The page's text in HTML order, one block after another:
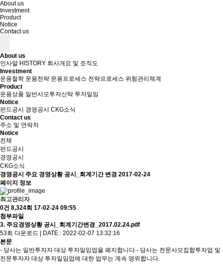
About us
Investment
Product
Notice
Contact us
About us
인사말 HISTORY 회사개요 및 조직도
Investment
운용철학 운용전략 운용프로세스 전략프로세스 위험관리체계
Product
운용상품 일반사모투자신탁 투자일임
Notice
펀드공시
경영공시 CKG소식
Contact us
주소 및 연락처
Notice
전체
펀드공시
경영공시
CKG소식
경영공시 주요 경영상황 공시_회계기간 변경 2017-02-24
페이지 정보
최고관리자
0건 8,324회 17-02-24 09:55
첨부파일
3. 주요경영상황 공시_회계기간변경_2017.02.24.pdf
53회 다운로드 | DATE : 2022-02-07 13:32:16
본문
- 당사는 일반투자자 대상 투자일임업을 폐지합니다.- 당사는 전문사모집합투자업 및
전문투자자 대상 투자일임업에 대한 업무는 계속 영위합니다.